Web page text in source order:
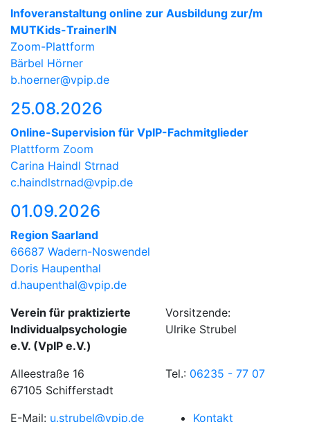
Infoveranstaltung online zur Ausbildung zur/m
MUTKids-TrainerIN
Zoom-Plattform
Bärbel Hörner
b.hoerner@vpip.de
25.08.2026
Online-Supervision für VpIP-Fachmitglieder
Plattform Zoom
Carina Haindl Strnad
c.haindlstrnad@vpip.de
01.09.2026
Region Saarland
66687 Wadern-Noswendel
Doris Haupenthal
d.haupenthal@vpip.de
Verein für praktizierte
Individualpsychologie
e.V. (VpIP e.V.)
Vorsitzende:
Ulrike Strubel
Alleestraße 16
67105 Schifferstadt
Tel.: 06235 - 77 07
E-Mail: u.strubel@vpip.de Kontakt